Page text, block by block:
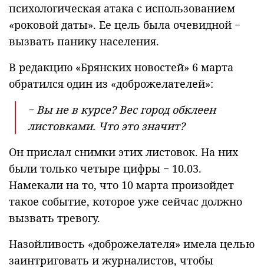
психологическая атака с использованием
«роковой даты». Ее цель была очевидной −
вызвать панику населения.
В редакцию «Брянских новостей» 6 марта
обратился один из «доброжелателей»:
− Вы не в курсе? Вес город обклеен
листовками. Что это значит?
Он прислал снимки этих листовок. На них
были только четыре цифры − 10.03.
Намекали на то, что 10 марта произойдет
такое событие, которое уже сейчас должно
вызвать тревогу.
Назойливость «доброжелателя» имела целью
заинтриговать и журналистов, чтобы